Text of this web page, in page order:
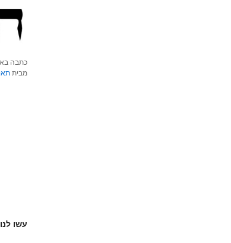
כתבה
מבית
עשו